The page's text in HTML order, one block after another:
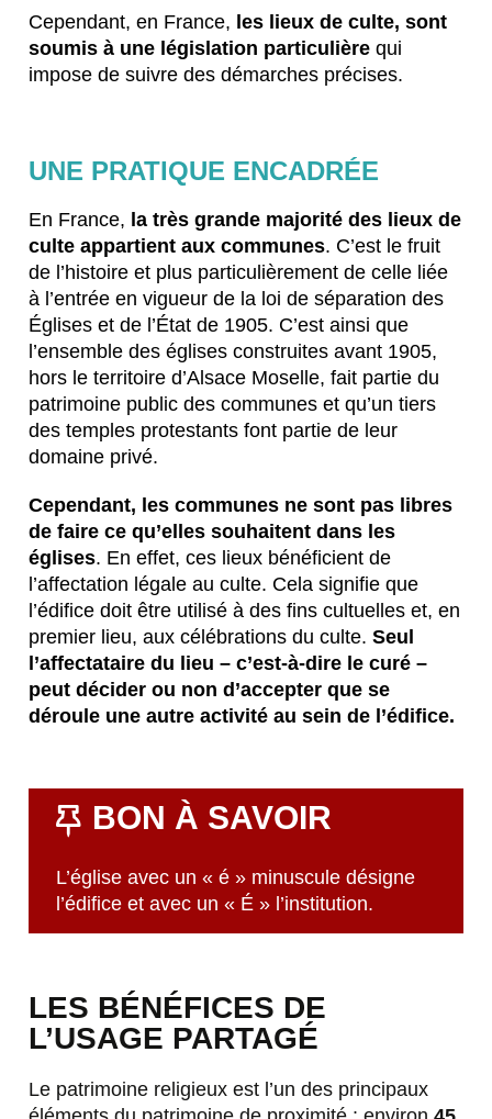
Cependant, en France, les lieux de culte, sont
soumis à une législation particulièrequi
impose de suivre des démarches précises.
UNE PRATIQUE ENCADRÉE
En France, la très grande majorité des lieux de
culte appartient aux communes. C’est le fruit
de l’histoire et plus particulièrement de celle liée
à l’entrée en vigueur de la loi de séparation des
Églises et de l’État de 1905. C’est ainsi que
l’ensemble des églises construites avant 1905,
hors le territoire d’Alsace Moselle, fait partie du
patrimoine public des communes et qu’un tiers
des temples protestants font partie de leur
domaine privé.
Cependant, les communes ne sont pas libres
de faire ce qu’elles souhaitent dans les
églises. En effet, ces lieux bénéficient de
l’affectation légale au culte. Cela signifie que
l’édifice doit être utilisé à des fins cultuelles et, en
premier lieu, aux célébrations du culte. Seul
l’affectataire du lieu – c’est-à-dire le curé –
peut décider ou non d’accepter que se
déroule une autre activité au sein de l’édifice.
BON À SAVOIR
L’église avec un « é » minuscule désigne
l’édifice et avec un « É » l’institution.
LES BÉNÉFICES DE
L’USAGE PARTAGÉ
Le patrimoine religieux est l’un des principaux